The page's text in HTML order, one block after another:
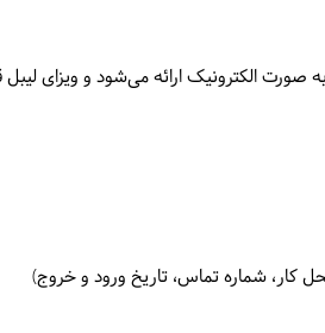
الکترونیک ارائه می‌شود و ویزای
کار، شماره تماس، تاریخ ورود و خروج)